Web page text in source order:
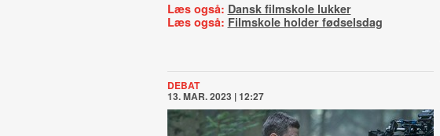
Læs også: Dansk filmskole lukker
Læs også: Filmskole holder fødselsdag
DEBAT
13. MAR. 2023 | 12:27